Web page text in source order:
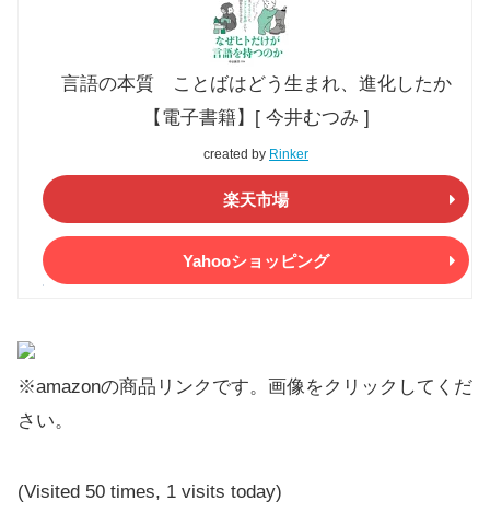
言語の本質 ことばはどう生まれ、進化したか
【電子書籍】[ 今井むつみ ]
created by Rinker
楽天市場
Yahooショッピング
※amazonの商品リンクです。画像をクリックしてくだ
さい。
(Visited 50 times, 1 visits today)